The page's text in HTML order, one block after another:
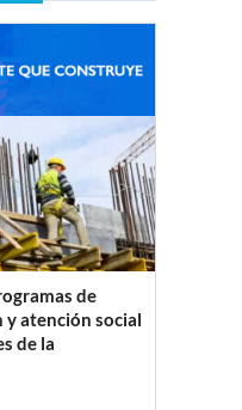
de
y atención social
de la